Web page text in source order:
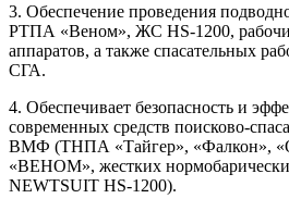
3. Обеспечение проведения
РТПА «Веном», ЖС HS-1200,
аппаратов, а также спасательных
СГА.
4. Обеспечивает безопасность и
современных средств поисково-
ВМФ (ТНПА «Тайгер», «Фалкон»,
«ВЕНОМ», жестких
NEWTSUIT HS-1200).